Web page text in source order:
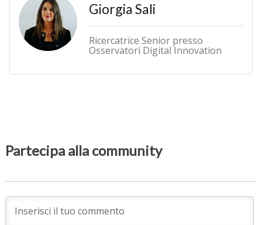
Giorgia Sali
Ricercatrice Senior presso
Osservatori Digital Innovation
Partecipa alla community